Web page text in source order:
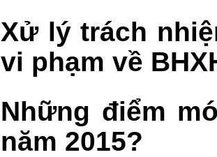
Xử lý trách
vi phạm về
Những điểm
năm 2015?